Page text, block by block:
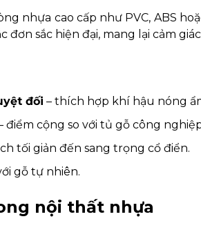
nhựa cao cấp như PVC, ABS
đơn sắc hiện đại, mang lại cảm
đối – thích hợp khí hậu nóng
điểm cộng so với tủ gỗ công
tối giản đến sang trọng cổ điển.
gỗ tự nhiên.
nội thất nhựa